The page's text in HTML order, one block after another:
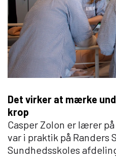
Det virker at mærke
krop
Casper Zolon er lærer
var i praktik på Randers
Sundhedsskoles